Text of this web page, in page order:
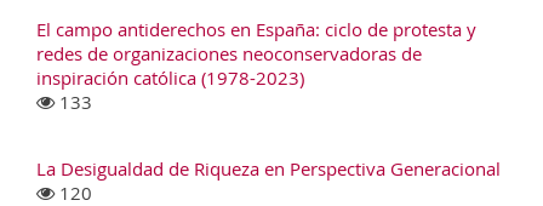
El campo antiderechos en España: ciclo de protesta y
redes de organizaciones neoconservadoras de
inspiración católica (1978-2023)
133
La Desigualdad de Riqueza en Perspectiva Generacional
120